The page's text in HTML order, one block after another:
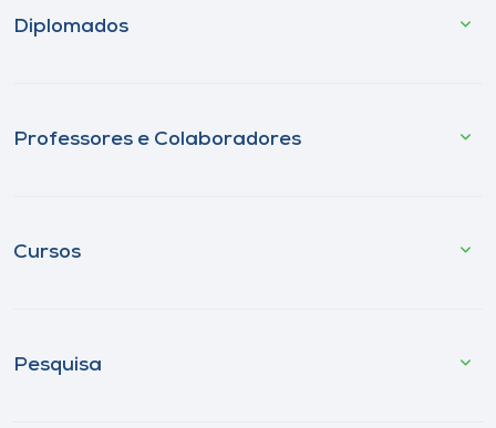
Diplomados
Professores e Colaboradores
Cursos
Pesquisa